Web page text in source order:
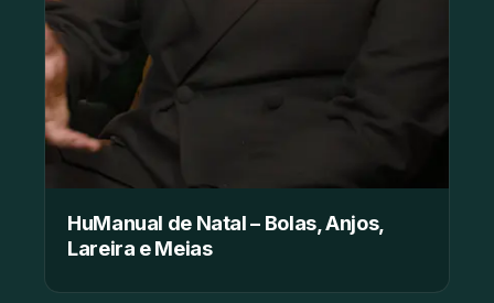
HuManual de Natal – Bolas, Anjos,
Lareira e Meias